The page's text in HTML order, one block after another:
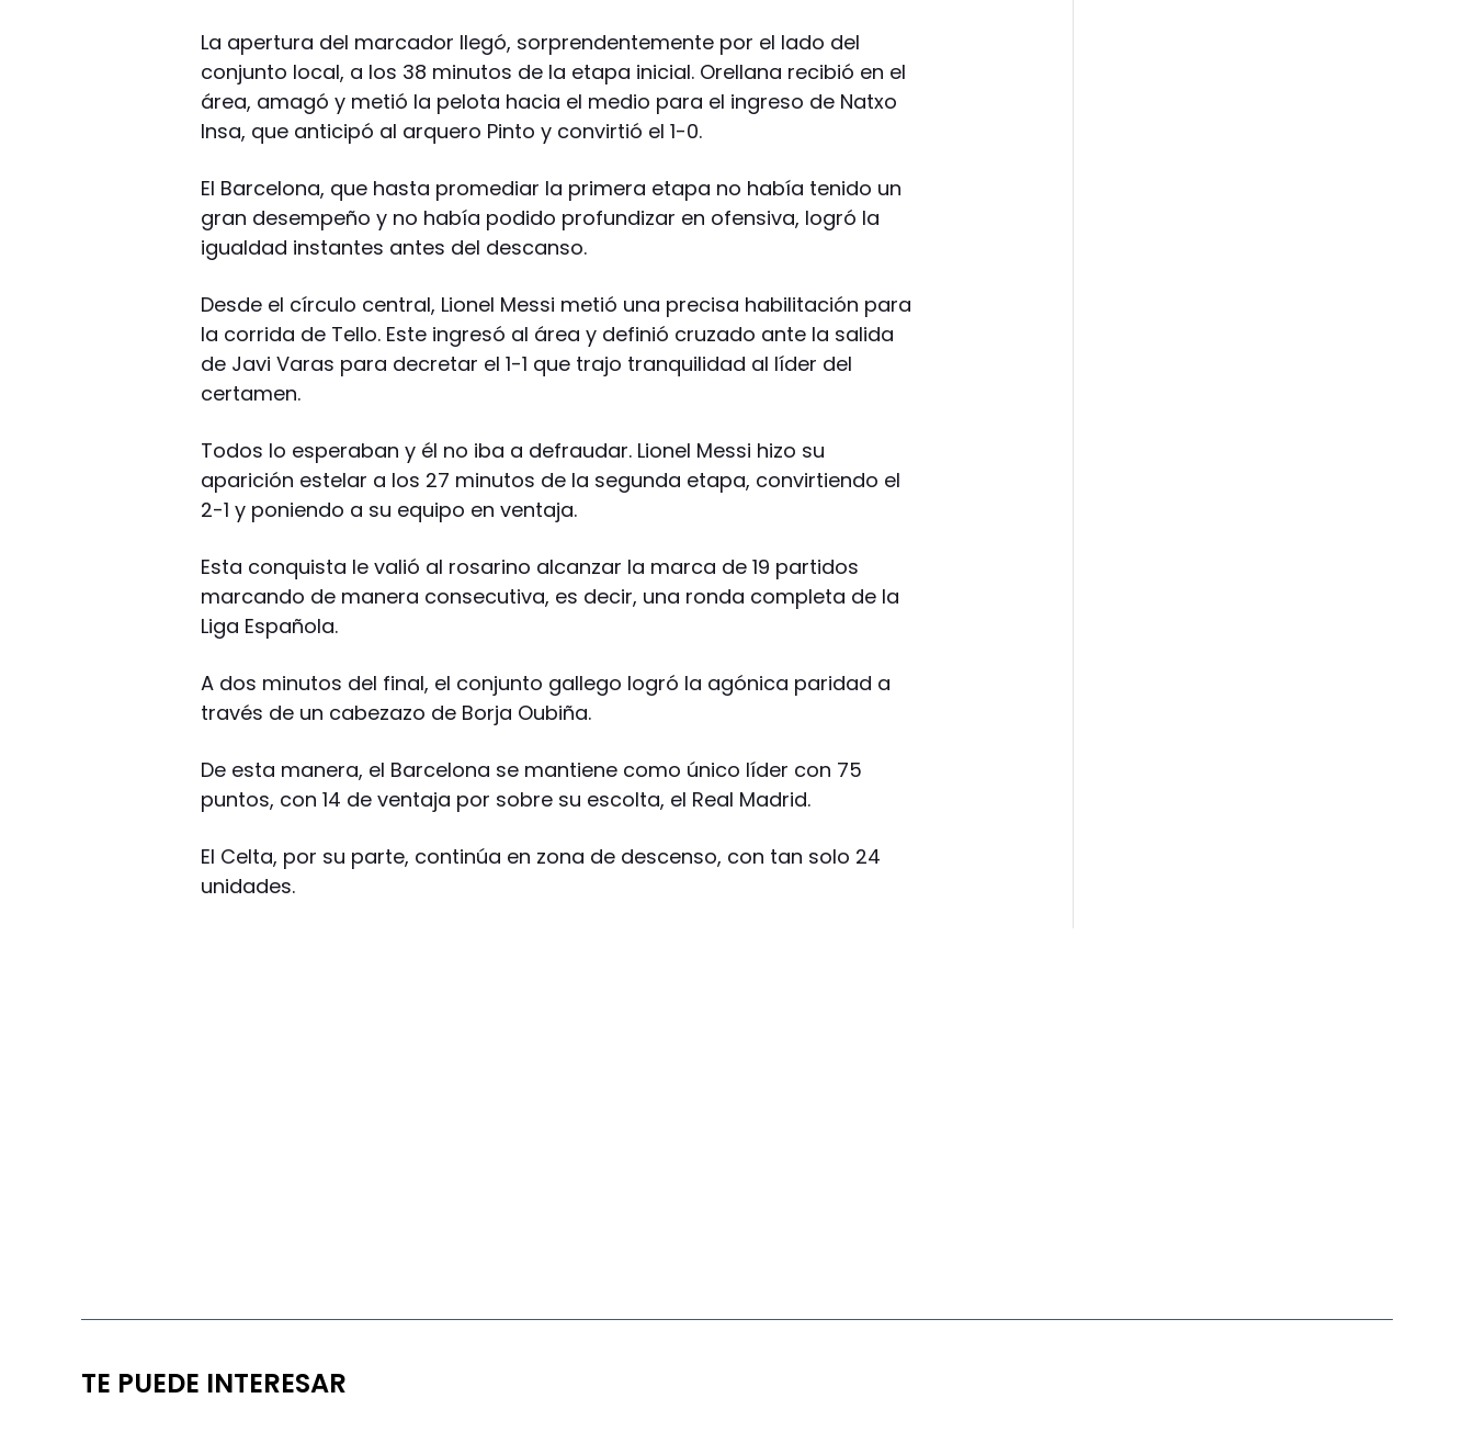
La apertura del marcador llegó, sorprendentemente por el lado del
conjunto local, a los 38 minutos de la etapa inicial. Orellana recibió en el
área, amagó y metió la pelota hacia el medio para el ingreso de Natxo
Insa, que anticipó al arquero Pinto y convirtió el 1-0.
El Barcelona, que hasta promediar la primera etapa no había tenido un
gran desempeño y no había podido profundizar en ofensiva, logró la
igualdad instantes antes del descanso.
Desde el círculo central, Lionel Messi metió una precisa habilitación para
la corrida de Tello. Este ingresó al área y definió cruzado ante la salida
de Javi Varas para decretar el 1-1 que trajo tranquilidad al líder del
certamen.
Todos lo esperaban y él no iba a defraudar. Lionel Messi hizo su
aparición estelar a los 27 minutos de la segunda etapa, convirtiendo el
2-1 y poniendo a su equipo en ventaja.
Esta conquista le valió al rosarino alcanzar la marca de 19 partidos
marcando de manera consecutiva, es decir, una ronda completa de la
Liga Española.
A dos minutos del final, el conjunto gallego logró la agónica paridad a
través de un cabezazo de Borja Oubiña.
De esta manera, el Barcelona se mantiene como único líder con 75
puntos, con 14 de ventaja por sobre su escolta, el Real Madrid.
El Celta, por su parte, continúa en zona de descenso, con tan solo 24
unidades.
TE PUEDE INTERESAR